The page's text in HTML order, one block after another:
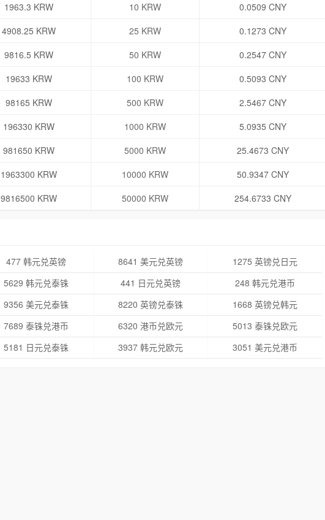
1963.3 KRW 10 KRW
0.0509 CNY
4908.25 KRW 25 KRW
0.1273 CNY
9816.5 KRW 50 KRW
0.2547 CNY
19633 KRW 100 KRW
0.5093 CNY
98165 KRW 500 KRW
2.5467 CNY
196330 KRW 1000 KRW
5.0935 CNY
981650 KRW 5000 KRW
25.4673 CNY
1963300 KRW 10000 KRW
50.9347 CNY
9816500 KRW 50000 KRW 254.6733 CNY
477 韩元兑英镑 8641 美元兑英镑
1275 英镑兑日元
5629 韩元兑泰铢 441 日元兑英镑
248 韩元兑港币
9356 美元兑泰铢 8220 英镑兑泰铢
1668 英镑兑韩元
7689 泰铢兑港币 6320 港币兑欧元
5013 泰铢兑欧元
5181 日元兑泰铢 3937 韩元兑欧元 3051 美元兑港币